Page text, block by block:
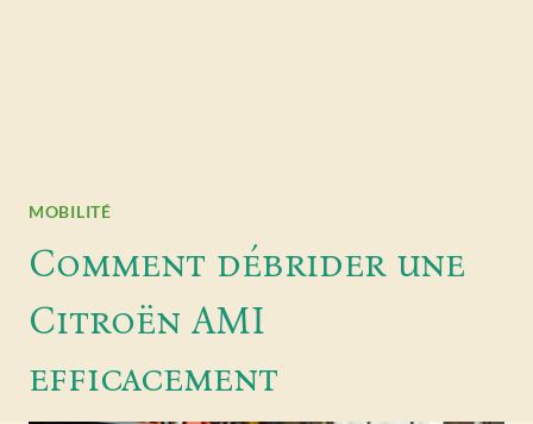
MOBILITÉ
Comment débrider une
Citroën AMI
efficacement